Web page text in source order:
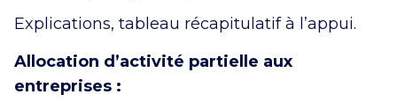
Explications, tableau récapitulatif à l’appui.
Allocation d’activité partielle aux
entreprises :